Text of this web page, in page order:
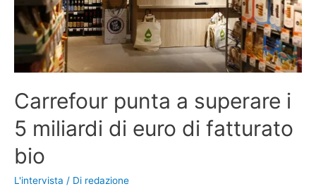
Carrefour punta a superare i
5 miliardi di euro di fatturato
bio
L'intervista / Di redazione